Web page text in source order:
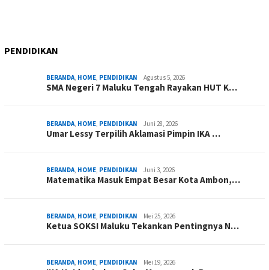
PENDIDIKAN
BERANDA, HOME, PENDIDIKAN Agustus 5, 2026
SMA Negeri 7 Maluku Tengah Rayakan HUT K…
BERANDA, HOME, PENDIDIKAN Juni 28, 2026
Umar Lessy Terpilih Aklamasi Pimpin IKA …
BERANDA, HOME, PENDIDIKAN Juni 3, 2026
Matematika Masuk Empat Besar Kota Ambon,…
BERANDA, HOME, PENDIDIKAN Mei 25, 2026
Ketua SOKSI Maluku Tekankan Pentingnya N…
BERANDA, HOME, PENDIDIKAN Mei 19, 2026